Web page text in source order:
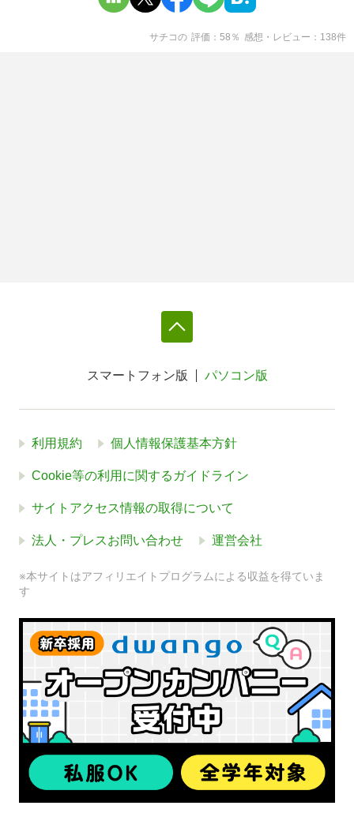
サチコの 評価 58 ％ 感想・レビュー 138件
スマートフォン版 パソコン版
利用規約 個人情報保護基本方針
Cookie等の利用に関するガイドライン
サイトアクセス情報の取得について
法人・プレスお問い合わせ 運営会社
※本サイトはアフィリエイトプログラムによる収益を得ていま
す